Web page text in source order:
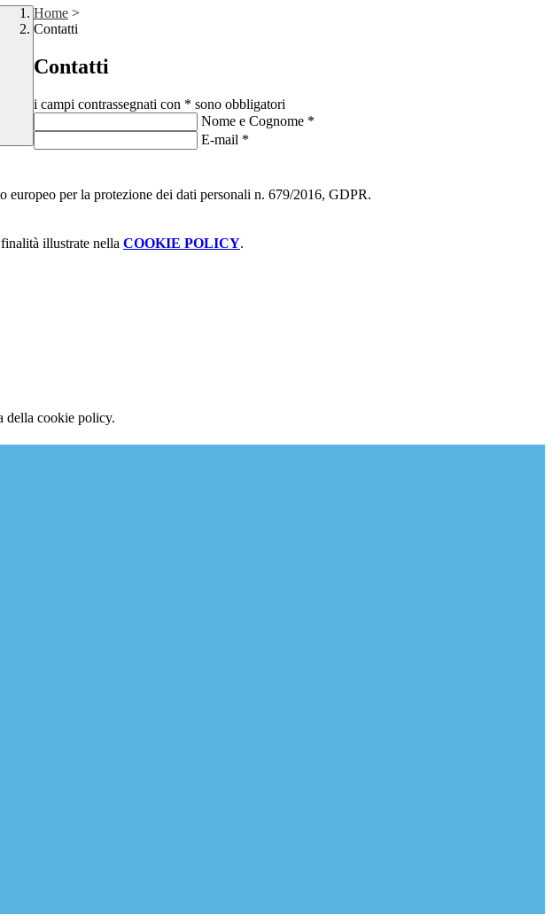
Home >
Contatti
Contatti
i campi contrassegnati con * sono obbligatori
Nome e Cognome *
E-mail *
per la protezione dei dati personali n. 679/2016, GDPR.
illustrate nella COOKIE POLICY.
della cookie policy.